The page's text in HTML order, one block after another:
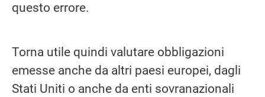
questo errore.
Torna utile quindi valutare obbligazioni
emesse anche da altri paesi europei, dagli
Stati Uniti o anche da enti sovranazionali